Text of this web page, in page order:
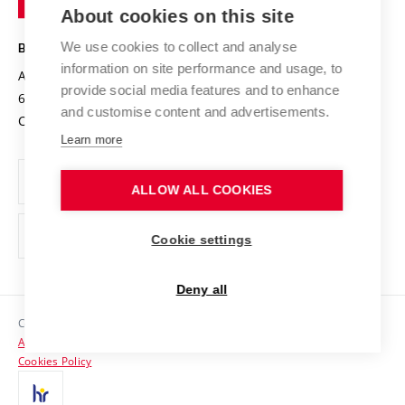
Projects
Projects from Structural Funds
Specific University Research
Safe University
Organization Structure
Official notice board
Personal Data Protection
Support and development of employees and students
Contacts
Media
Technology
BRNO UNIVERSITY OF TECHNOLOGY
Antonínská 548/1
602 00 Brno
Czech Republic
www.vut.cz
vut@vutbr.cz
Copyright © 2026 VUT
Accessibility Statement
Cookies Policy
About cookies on this site
We use cookies to collect and analyse
information on site performance and usage, to
provide social media features and to enhance
and customise content and advertisements.
Learn more
ALLOW ALL COOKIES
Cookie settings
Deny all